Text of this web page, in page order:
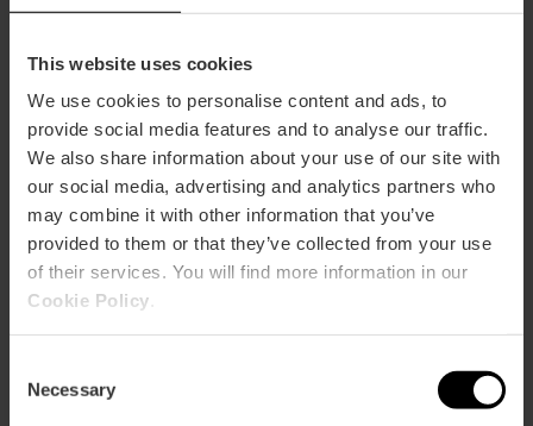
This website uses cookies
We use cookies to personalise content and ads, to
provide social media features and to analyse our traffic.
We also share information about your use of our site with
our social media, advertising and analytics partners who
may combine it with other information that you’ve
provided to them or that they’ve collected from your use
of their services. You will find more information in our
Cookie Policy
Selection
Necessary
Entreekaart voor het volledige complex
van de Stad van Kunsten en
Wetenschappen
4.8 - 288 beoordelingen
10% Korting VLC Tourist Card
Vanaf51,25 €